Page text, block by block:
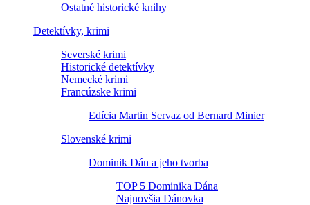
Ostatné historické knihy
Detektívky, krimi
Severské krimi
Historické detektívky
Nemecké krimi
Francúzske krimi
Edícia Martin Servaz od Bernard Minier
Slovenské krimi
Dominik Dán a jeho tvorba
TOP 5 Dominika Dána
Najnovšia Dánovka